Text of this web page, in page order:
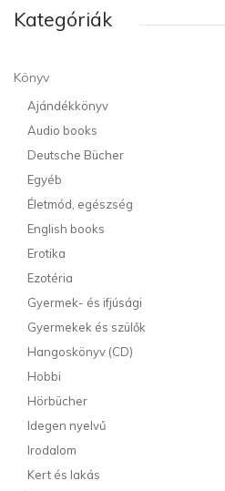
Kategóriák
Könyv
Ajándékkönyv
Audio books
Deutsche Bücher
Egyéb
Életmód, egészség
English books
Erotika
Ezotéria
Gyermek- és ifjúsági
Gyermekek és szülők
Hangoskönyv (CD)
Hobbi
Hörbücher
Idegen nyelvű
Irodalom
Kert és lakás